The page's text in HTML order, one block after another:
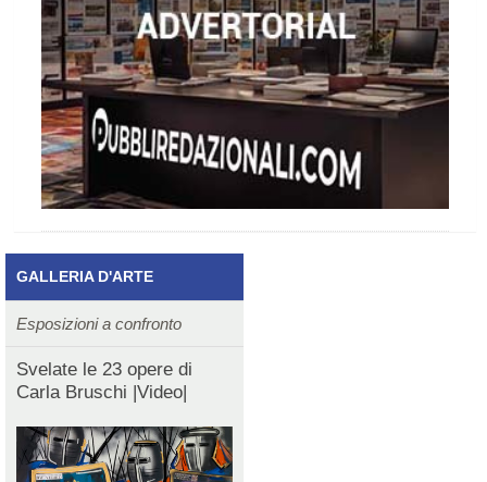
GALLERIA D'ARTE
Esposizioni a confronto
Svelate le 23 opere di
Carla Bruschi |Video|